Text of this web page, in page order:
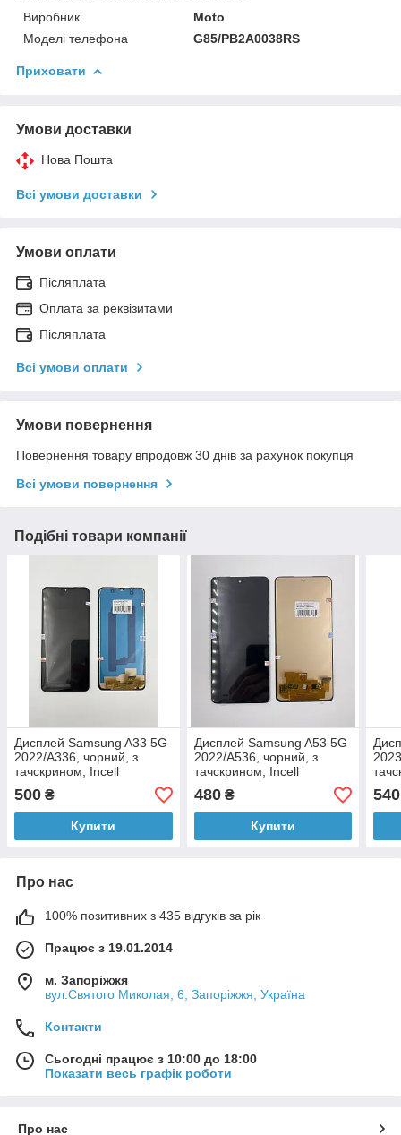
Виробник
Moto
Моделі телефона
G85/PB2A0038RS
Приховати
Умови доставки
Нова Пошта
Всі умови доставки
Умови оплати
Післяплата
Оплата за реквізитами
Післяплата
Всі умови оплати
Умови повернення
Повернення товару впродовж 30 днів за рахунок покупця
Всі умови повернення
Подібні товари компанії
Дисплей Samsung A33 5G
2022/A336, чорний, з
тачскрином, Incell
500 ₴
Купити
Дисплей Samsung A53 5G
2022/A536, чорний, з
тачскрином, Incell
480₴
Купити
540
Про нас
100% позитивних з 435 відгуків за рік
Працює з 19.01.2014
м. Запоріжжя
вул.Святого Миколая, 6, Запоріжжя, Україна
Контакти
Сьогодні працює з 10:00 до 18:00
Показати весь графік роботи
Про нас